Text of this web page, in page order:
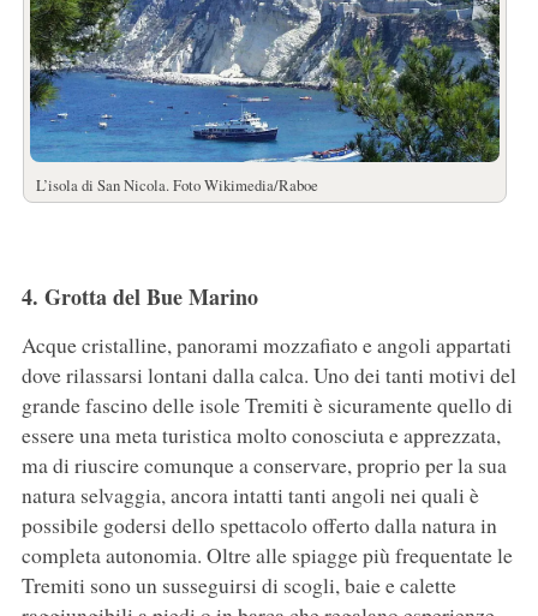
L’isola di San Nicola. Foto Wikimedia/Raboe
4. Grotta del Bue Marino
Acque cristalline, panorami mozzafiato e angoli appartati
dove rilassarsi lontani dalla calca. Uno dei tanti motivi del
grande fascino delle isole Tremiti è sicuramente quello di
essere una meta turistica molto conosciuta e apprezzata,
ma di riuscire comunque a conservare, proprio per la sua
natura selvaggia, ancora intatti tanti angoli nei quali è
possibile godersi dello spettacolo offerto dalla natura in
completa autonomia. Oltre alle spiagge più frequentate le
Tremiti sono un susseguirsi di scogli, baie e calette